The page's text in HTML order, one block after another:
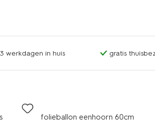
werkdagen in huis gratis
folieballon eenhoorn 60cm